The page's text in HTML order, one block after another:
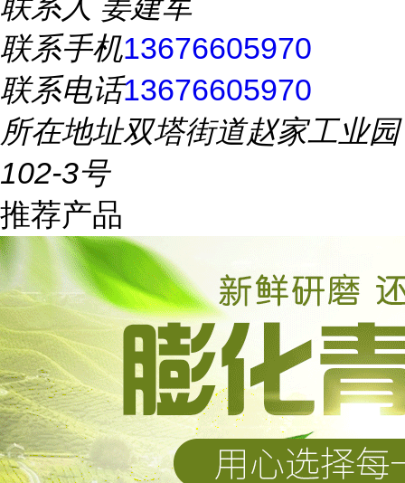
联系手机13676605970
联系电话13676605970
所在地址双塔街道赵家工业园
102-3号
推荐产品